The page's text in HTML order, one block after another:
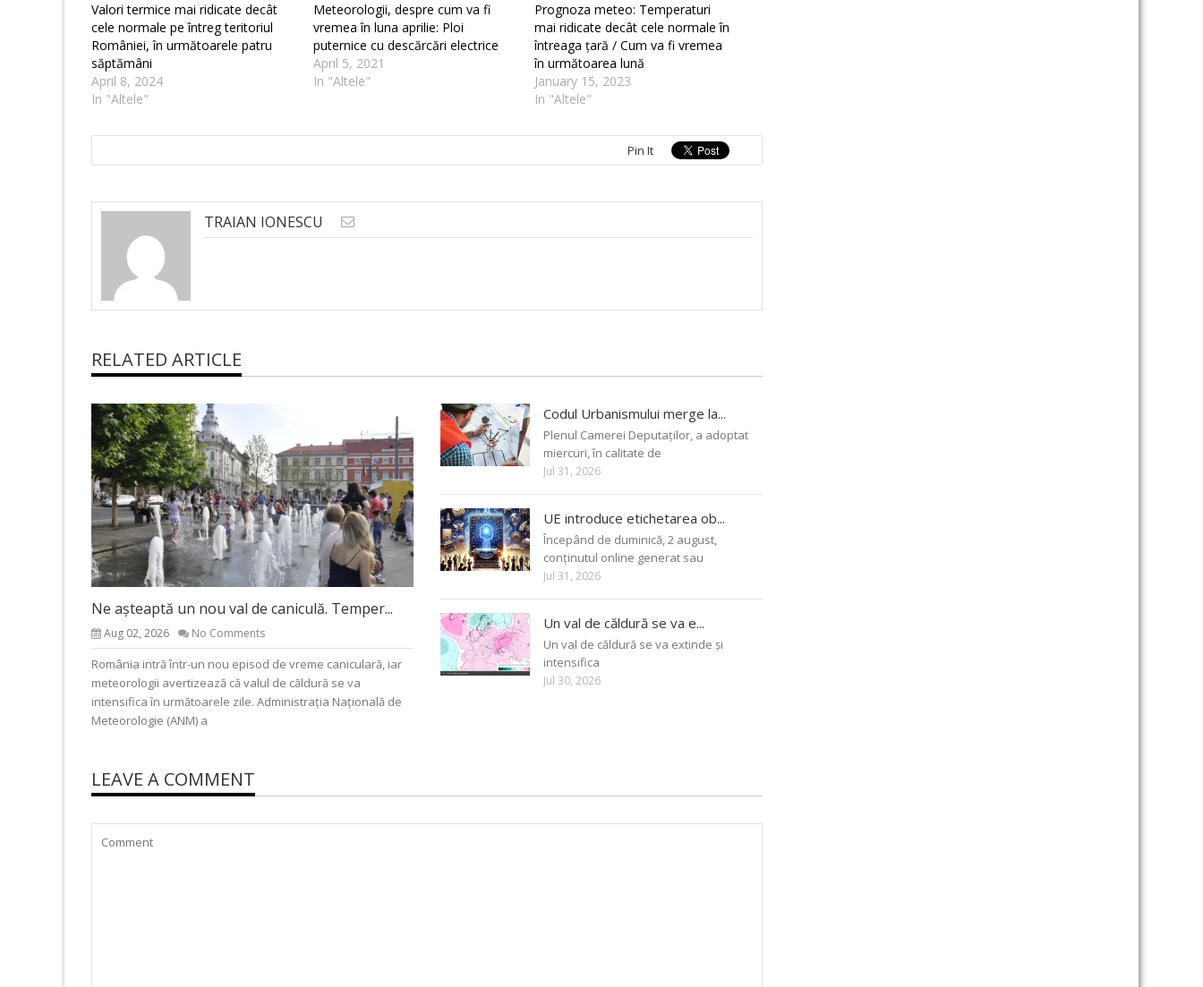
Valori termice mai ridicate decât
cele normale pe întreg teritoriul
României, în următoarele patru
săptămâni
April 8, 2024
In "Altele"
Meteorologii, despre cum va fi
vremea în luna aprilie: Ploi
puternice cu descărcări electrice
April 5, 2021
In "Altele"
Prognoza meteo: Temperaturi
mai ridicate decât cele normale în
întreaga țară / Cum va fi vremea
în următoarea lună
January 15, 2023
In "Altele"
Pin It
TRAIAN IONESCU
RELATED ARTICLE
Ne așteaptă un nou val de caniculă. Temper...
Aug 02, 2026 No Comments
România intră într-un nou episod de vreme caniculară, iar
meteorologii avertizează că valul de căldură se va
intensifica în următoarele zile. Administrația Națională de
Meteorologie (ANM) a
Codul Urbanismului merge la...
Plenul Camerei Deputaților, a adoptat
miercuri, în calitate de
Jul 31, 2026
UE introduce etichetarea ob...
Începând de duminică, 2 august,
conținutul online generat sau
Jul 31, 2026
Un val de căldură se va e...
Un val de căldură se va extinde și
intensifica
Jul 30, 2026
LEAVE A COMMENT